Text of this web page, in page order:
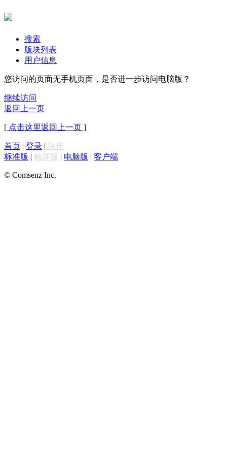
搜索
版块列表
用户信息
您访问的页面无手机页面，是否进一步访问电脑版？
继续访问
返回上一页
[ 点击这里返回上一页 ]
首页 | 登录 | 注册
标准版 | 触屏版 | 电脑版 | 客户端
© Comsenz Inc.